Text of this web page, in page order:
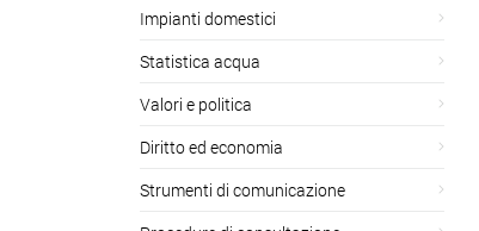
Impianti domestici
Statistica acqua
Valori e politica
Diritto ed economia
Strumenti di comunicazione